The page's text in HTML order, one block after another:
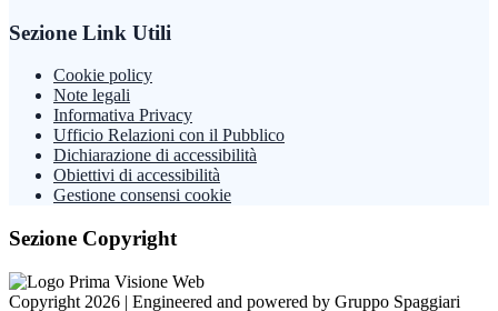
Sezione Link Utili
Cookie policy
Note legali
Informativa Privacy
Ufficio Relazioni con il Pubblico
Dichiarazione di accessibilità
Obiettivi di accessibilità
Gestione consensi cookie
Sezione Copyright
Copyright 2026 | Engineered and powered by Gruppo Spaggiari